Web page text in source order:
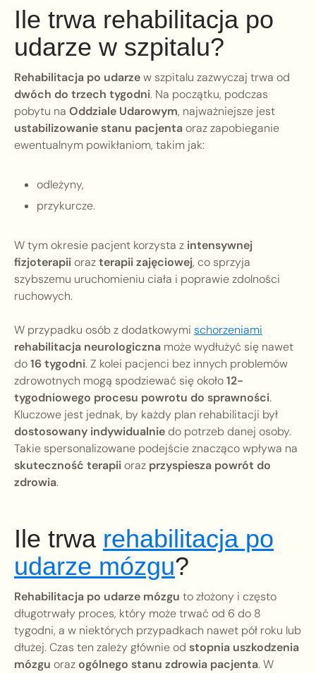
Ile trwa rehabilitacja po
udarze w szpitalu?
Rehabilitacja po udarzew szpitalu zazwyczaj trwa od
dwóch do trzech tygodni. Na początku, podczas
pobytu na Oddziale Udarowym, najważniejsze jest
ustabilizowanie stanu pacjentaoraz zapobieganie
ewentualnym powikłaniom, takim jak:
odleżyny,
przykurcze.
W tym okresie pacjent korzysta z intensywnej
fizjoterapiiorazterapii zajęciowej, co sprzyja
szybszemu uruchomieniu ciała i poprawie zdolności
ruchowych.
W przypadku osób z dodatkowymi schorzeniami
rehabilitacja neurologiczna może wydłużyć się nawet
do16 tygodni. Z kolei pacjenci bez innych problemów
zdrowotnych mogą spodziewać się około12-
tygodniowego procesu powrotu do sprawności.
Kluczowe jest jednak, by każdy plan rehabilitacji był
dostosowany indywidualniedo potrzeb danej osoby.
Takie spersonalizowane podejście znacząco wpływa na
skuteczność terapiioraz przyspiesza powrót do
zdrowia.
Ile trwa rehabilitacja po
udarze mózgu?
Rehabilitacja po udarze mózgu to złożony i często
długotrwały proces, który może trwać od 6 do 8
tygodni, a w niektórych przypadkach nawet pół roku lub
dłużej. Czas ten zależy głównie od stopnia uszkodzenia
mózgu orazogólnego stanu zdrowia pacjenta. W